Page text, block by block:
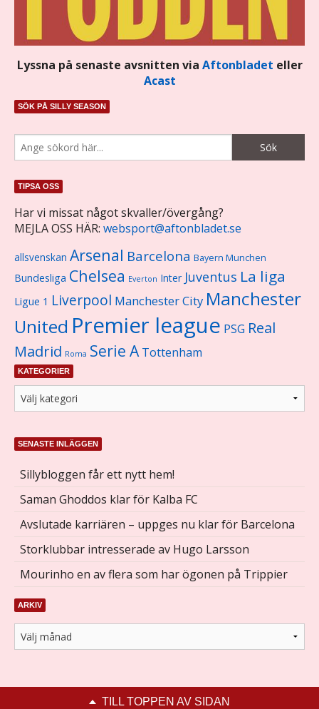
Lyssna på senaste avsnitten via Aftonbladet eller
Acast
SÖK PÅ SILLY SEASON
TIPSA OSS
Har vi missat något skvaller/övergång?
MEJLA OSS HÄR: websport@aftonbladet.se
allsvenskan Arsenal Barcelona Bayern Munchen
Bundesliga Chelsea Everton Inter Juventus La liga
Ligue 1 Liverpool Manchester City Manchester
United Premier league PSG Real
Madrid Roma Serie A Tottenham
KATEGORIER
SENASTE INLÄGGEN
Sillybloggen får ett nytt hem!
Saman Ghoddos klar för Kalba FC
Avslutade karriären – uppges nu klar för Barcelona
Storklubbar intresserade av Hugo Larsson
Mourinho en av flera som har ögonen på Trippier
ARKIV
TILL TOPPEN AV SIDAN